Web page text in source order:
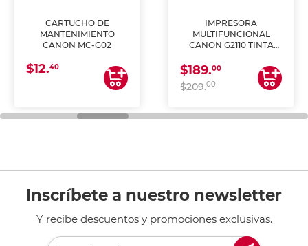
CARTUCHO DE
MANTENIMIENTO
CANON MC-G02
$12.40
IMPRESORA
MULTIFUNCIONAL
CANON G2110 TINTA
$189.00
$209.00
Inscríbete a nuestro newsletter
Y recibe descuentos y promociones exclusivas.